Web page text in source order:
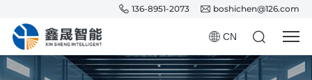
136-8951-2073 boshichen@126.com
CN